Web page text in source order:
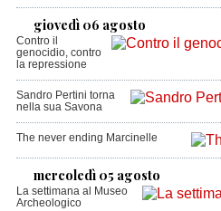
giovedì 06 agosto
Contro il
genocidio, contro
la repressione
Sandro Pertini torna
nella sua Savona
The never ending Marcinelle
mercoledì 05 agosto
La settimana al Museo
Archeologico